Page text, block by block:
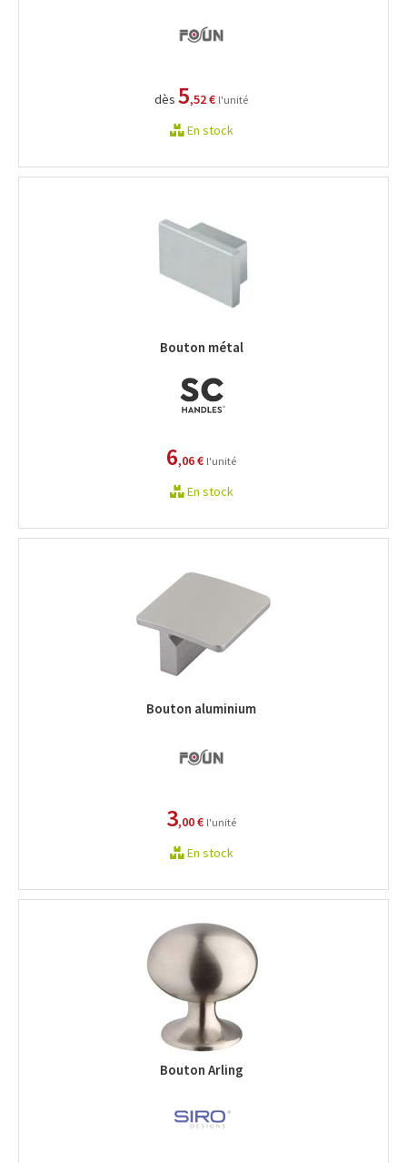
dès 5,52 € l'unité
En stock
Bouton métal
6,06 € l'unité
En stock
Bouton aluminium
3,00 € l'unité
En stock
Bouton Arling